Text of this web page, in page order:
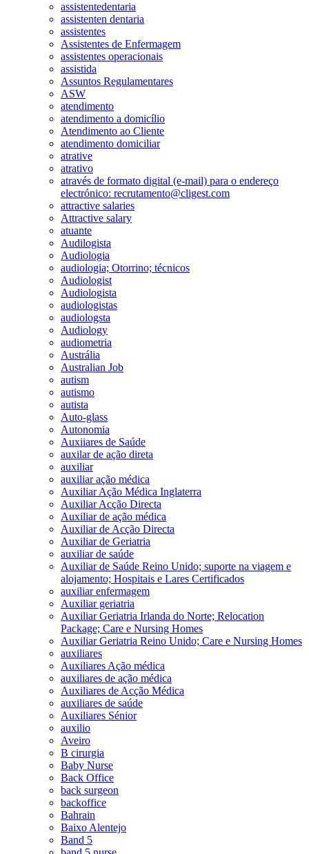
assistentedentaria
assistenten dentaria
assistentes
Assistentes de Enfermagem
assistentes operacionais
assistida
Assuntos Regulamentares
ASW
atendimento
atendimento a domicílio
Atendimento ao Cliente
atendimento domiciliar
atrative
atrativo
através de formato digital (e-mail) para o endereço
electrónico: recrutamento@cligest.com
attractive salaries
Attractive salary
atuante
Audilogista
Audiologia
audiologia; Otorrino; técnicos
Audiologist
Audiologista
audiologistas
audiologsta
Audiology
audiometria
Austrália
Australian Job
autism
autismo
autista
Auto-glass
Autonomia
Auxiiares de Saúde
auxilar de ação direta
auxiliar
auxiliar ação médica
Auxiliar Ação Médica Inglaterra
Auxiliar Acção Directa
Auxiliar de ação médica
Auxiliar de Acção Directa
Auxiliar de Geriatria
auxiliar de saúde
Auxiliar de Saúde Reino Unido; suporte na viagem e
alojamento; Hospitais e Lares Certificados
auxiliar enfermagem
Auxiliar geriatria
Auxiliar Geriatria Irlanda do Norte; Relocation
Package; Care e Nursing Homes
Auxiliar Geriatria Reino Unido; Care e Nursing Homes
auxiliares
Auxiliares Ação médica
auxiliares de ação médica
Auxiliares de Acção Médica
auxiliares de saúde
Auxiliares Sénior
auxilio
Aveiro
B cirurgia
Baby Nurse
Back Office
back surgeon
backoffice
Bahrain
Baixo Alentejo
Band 5